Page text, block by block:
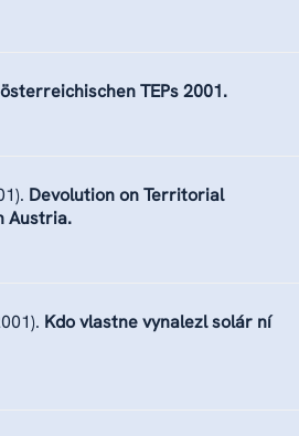
TEPs 2001.
Devolution on Territorial
Austria.
Kdo vlastne vynalezl solár ní